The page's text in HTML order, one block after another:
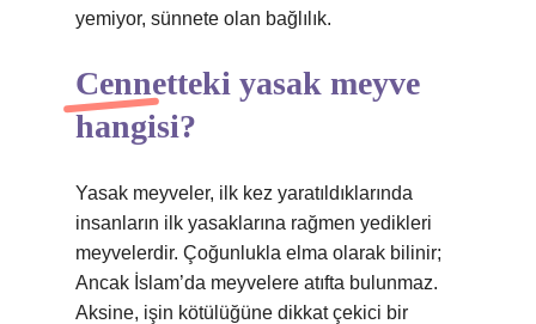
yemiyor, sünnete olan bağlılık.
Cennetteki yasak meyve
hangisi?
Yasak meyveler, ilk kez yaratıldıklarında
insanların ilk yasaklarına rağmen yedikleri
meyvelerdir. Çoğunlukla elma olarak bilinir;
Ancak İslam’da meyvelere atıfta bulunmaz.
Aksine, işin kötülüğüne dikkat çekici bir